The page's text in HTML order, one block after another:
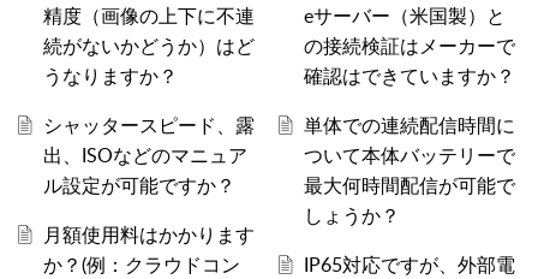
精度（画像の上下に不連
続がないかどうか）はど
うなりますか？
シャッタースピード、露
出、ISOなどのマニュア
ル設定が可能ですか？
月額使用料はかかります
か？(例：クラウドコン
eサーバー（米国製）と
の接続検証はメーカーで
確認はできていますか？
単体での連続配信時間に
ついて本体バッテリーで
最大何時間配信が可能で
しょうか？
IP65対応ですが、外部電